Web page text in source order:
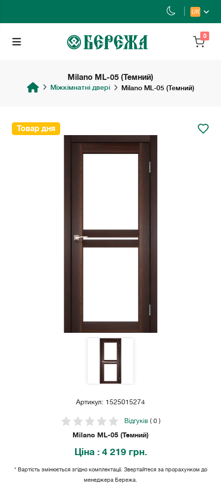
UK
0
Milano ML-05 (Темний)
Міжкімнатні двері Milano ML-05 (Темний)
Товар дня
Артикул: 1525015274
Відгуків( 0 )
Milano ML-05 (Темний)
Ціна : 4 219 грн.
* Вартість змінюється згідно комплектації. Звертайтеся за прорахунком до
менеджера Бережа.